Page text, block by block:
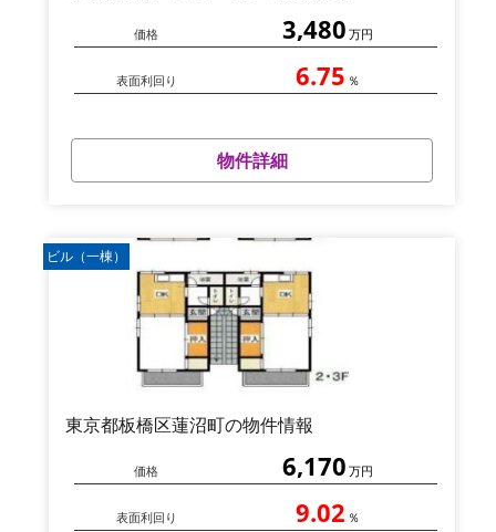
価格 3,480 万円
表面利回り 6.75 ％
物件詳細
ビル（一棟）
東京都板橋区蓮沼町の物件情報
価格 6,170 万円
表面利回り 9.02 ％